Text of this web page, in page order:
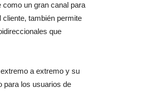
como un gran canal para
también permite
que
a extremo y su
para los usuarios de